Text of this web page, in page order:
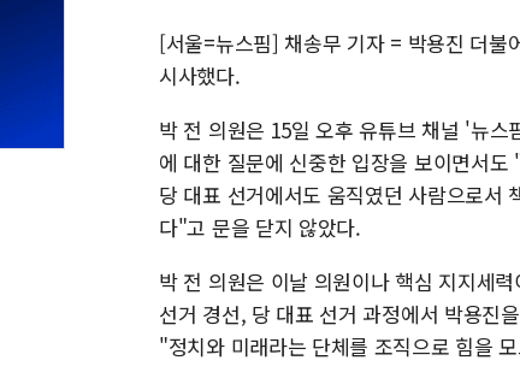
[서울=뉴스핌] 채송무 기자 = 박용진 더
시사했다.
박 전 의원은 15일 오후 유튜브 채널 '뉴
에 대한 질문에 신중한 입장을 보이면서
당 대표 선거에서도 움직였던 사람으로서
다"고 문을 닫지 않았다.
박 전 의원은 이날 의원이나 핵심 지지세
선거 경선, 당 대표 선거 과정에서 박용진
"정치와 미래라는 단체를 조직으로 힘을